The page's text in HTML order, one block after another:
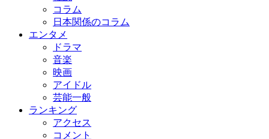
コラム
日本関係のコラム
エンタメ
ドラマ
音楽
映画
アイドル
芸能一般
ランキング
アクセス
コメント